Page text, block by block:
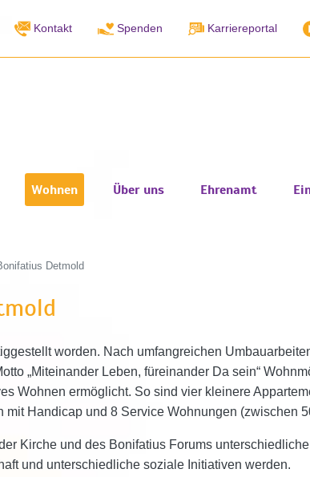
Kontakt Spenden Karriereportal
Wohnen Über uns Ehrenamt
Detmold
worden. Nach umfangreichen
„Miteinander Leben, füreinander Da sein“
Wohnen ermöglicht. So sind vier kleinere
mit Handicap und 8 Service Wohnungen (zwischen
Kirche und des Bonifatius Forums
und unterschiedliche soziale Initiativen werden.